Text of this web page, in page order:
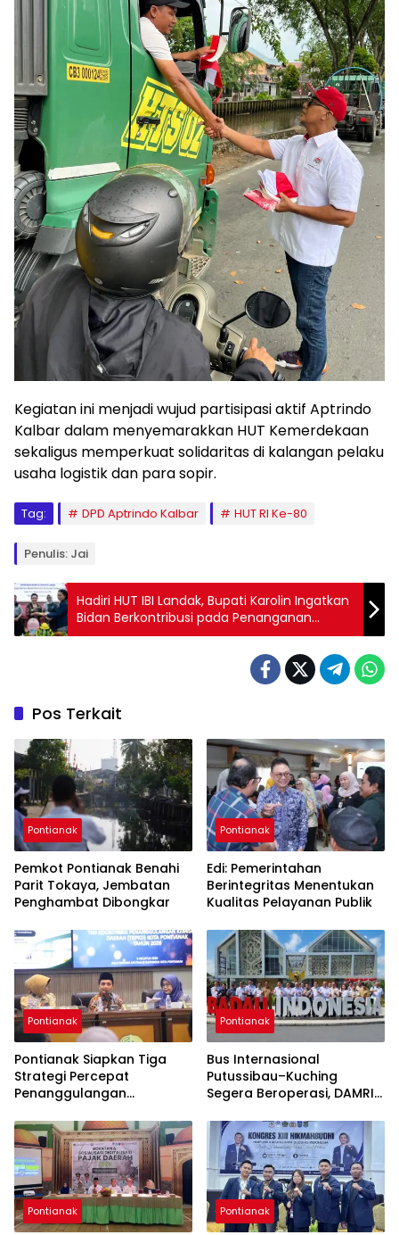
Kegiatan ini menjadi wujud partisipasi aktif Aptrindo
Kalbar dalam menyemarakkan HUT Kemerdekaan
sekaligus memperkuat solidaritas di kalangan pelaku
usaha logistik dan para sopir.
Tag: DPD Aptrindo Kalbar HUT RI Ke-80
Penulis: Jai
Hadiri HUT IBI Landak, Bupati Karolin Ingatkan
Bidan Berkontribusi pada Penanganan
Stunting
Pos Terkait
Pontianak
Pemkot Pontianak Benahi
Parit Tokaya, Jembatan
Penghambat Dibongkar
Pontianak
Edi: Pemerintahan
Berintegritas Menentukan
Kualitas Pelayanan Publik
Pontianak
Pontianak Siapkan Tiga
Strategi Percepat
Penanggulangan
Pontianak
Bus Internasional
Putussibau–Kuching
Segera Beroperasi, DAMRI
Sarawak
Pontianak Pontianak